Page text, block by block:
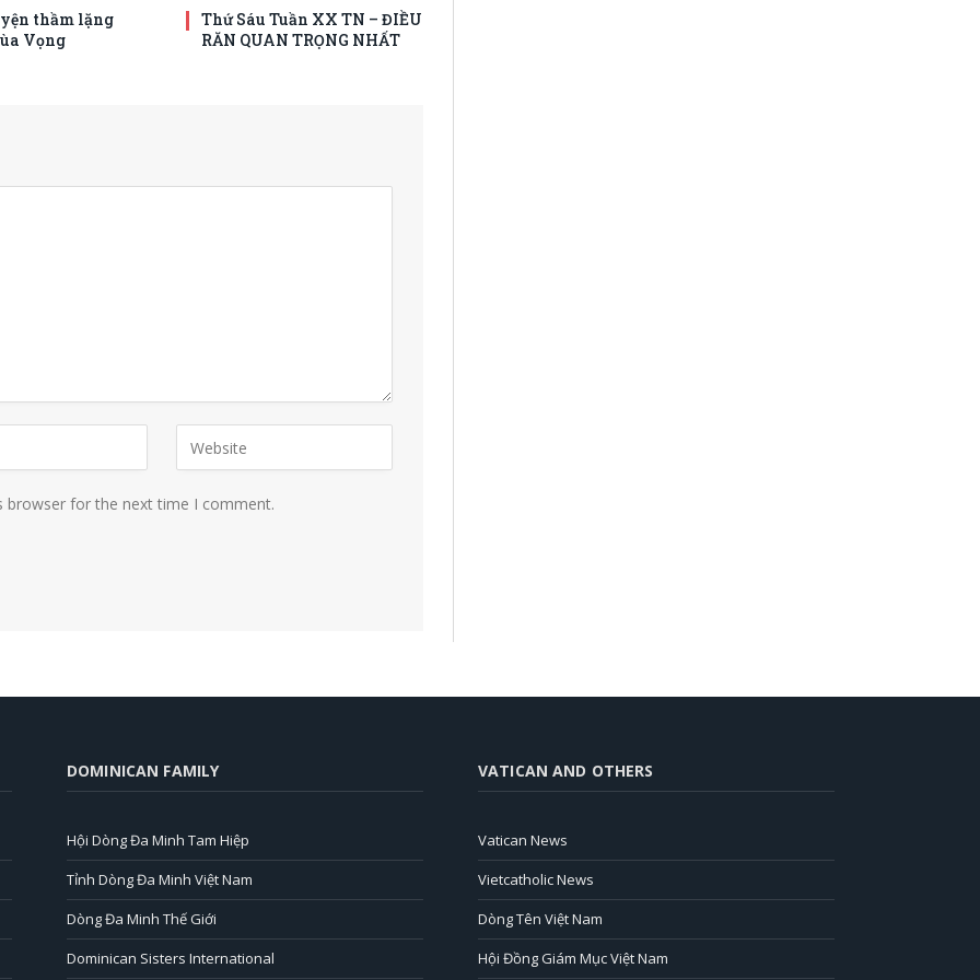
thầm lặng
Vọng
Thứ Sáu Tuần XX TN – ĐIỀU
RĂN QUAN TRỌNG NHẤT
browser for the next time I comment.
DOMINICAN FAMILY
Hội Dòng Đa Minh Tam Hiệp
Tỉnh Dòng Đa Minh Việt Nam
Dòng Đa Minh Thế Giới
Dominican Sisters International
VATICAN AND OTHERS
Vatican News
Vietcatholic News
Dòng Tên Việt Nam
Hội Đồng Giám Mục Việt Nam